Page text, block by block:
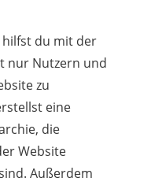
hilfst du mit der
nur Nutzern und
zu
eine
die
Website
Außerdem